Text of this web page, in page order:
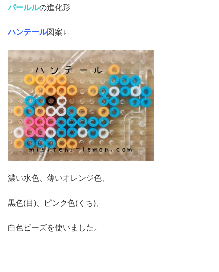
パールルの進化形
ハンテール図案↓
濃い水色、薄いオレンジ色、
黒色(目)、ピンク色(くち)、
白色ビーズを使いました。